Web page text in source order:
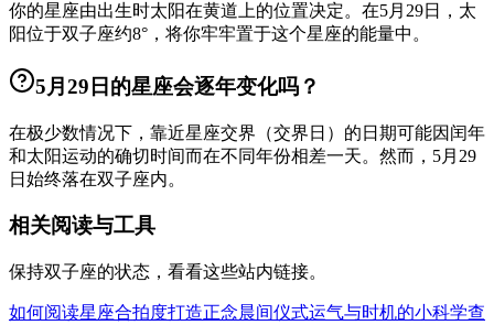
你的星座由出生时太阳在黄道上的位置决定。在5月29日，太
阳位于双子座约8°，将你牢牢置于这个星座的能量中。
5月29日的星座会逐年变化吗？
在极少数情况下，靠近星座交界（交界日）的日期可能因闰年
和太阳运动的确切时间而在不同年份相差一天。然而，5月29
日始终落在双子座内。
相关阅读与工具
保持双子座的状态，看看这些站内链接。
如何阅读星座合拍度打造正念晨间仪式运气与时机的小科学查